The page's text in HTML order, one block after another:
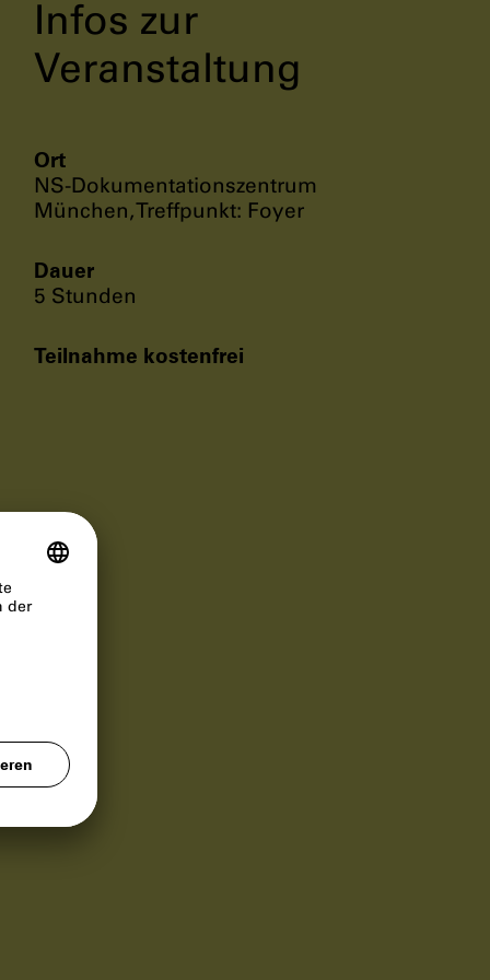
Infos zur
Veranstaltung
Ort
NS-Dokumentationszentrum
München, Treffpunkt: Foyer
Dauer
5 Stunden
Teilnahme kostenfrei